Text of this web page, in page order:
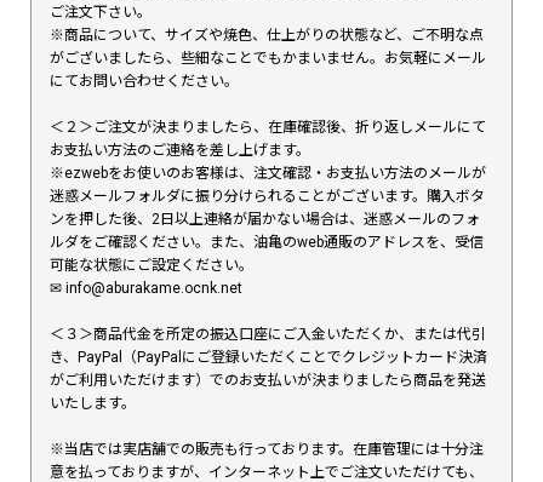
ご注文下さい。
※商品について、サイズや焼色、仕上がりの状態など、ご不明な点
がございましたら、些細なことでもかまいません。お気軽にメール
にてお問い合わせください。
＜２＞ご注文が決まりましたら、在庫確認後、折り返しメールにて
お支払い方法のご連絡を差し上げます。
※ezwebをお使いのお客様は、注文確認・お支払い方法のメールが
迷惑メールフォルダに振り分けられることがございます。購入ボタ
ンを押した後、2日以上連絡が届かない場合は、迷惑メールのフォ
ルダをご確認ください。また、油亀のweb通販のアドレスを、受信
可能な状態にご設定ください。
✉︎ info@aburakame.ocnk.net
＜３＞商品代金を所定の振込口座にご入金いただくか、または代引
き、PayPal（PayPalにご登録いただくことでクレジットカード決済
がご利用いただけます）でのお支払いが決まりましたら商品を発送
いたします。
※当店では実店舗での販売も行っております。在庫管理には十分注
意を払っておりますが、インターネット上でご注文いただけても、